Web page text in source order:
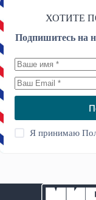
ХОТИТЕ
Подпишитесь на
Я принимаю